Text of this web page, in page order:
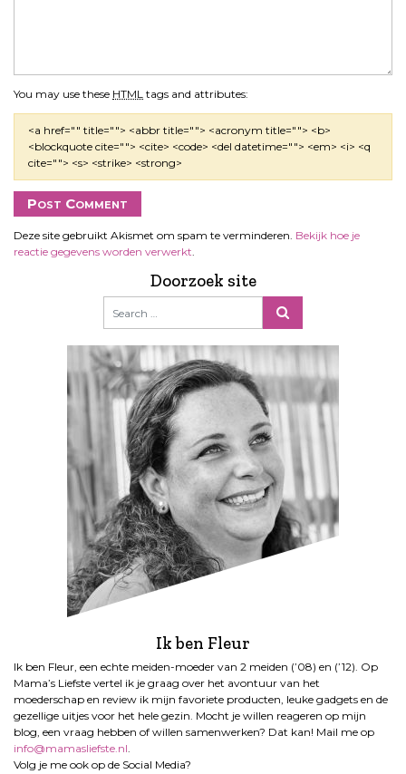
You may use these HTML tags and attributes:
<a href="" title=""> <abbr title=""> <acronym title=""> <b>
<blockquote cite=""> <cite> <code> <del datetime=""> <em> <i> <q
cite=""> <s> <strike> <strong>
Deze site gebruikt Akismet om spam te verminderen. Bekijk hoe je
reactie gegevens worden verwerkt.
Doorzoek site
Ik ben Fleur
Ik ben Fleur, een echte meiden-moeder van 2 meiden (’08) en (’12). Op
Mama’s Liefste vertel ik je graag over het avontuur van het
moederschap en review ik mijn favoriete producten, leuke gadgets en de
gezellige uitjes voor het hele gezin. Mocht je willen reageren op mijn
blog, een vraag hebben of willen samenwerken? Dat kan! Mail me op
info@mamasliefste.nl.
Volg je me ook op de Social Media?